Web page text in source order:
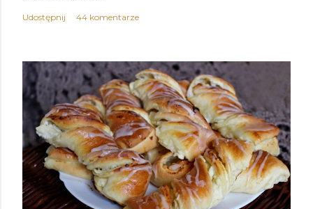
Udostępnij 44 komentarze